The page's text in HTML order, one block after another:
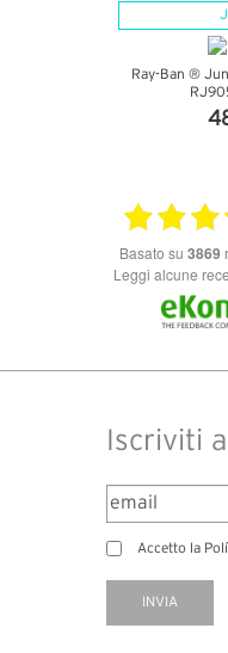
Ray-Ban ®
basato su 3869
Leggi alcune
Iscriviti
Accetto la
INVIA